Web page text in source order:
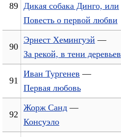
89
Дикая собака Динго, или
Повесть о первой любви
90
Эрнест Хемингуэй —
За рекой, в тени деревьев
91
Иван Тургенев —
Первая любовь
92
Жорж Санд —
Консуэло